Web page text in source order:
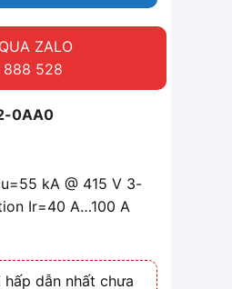
ZALO
888 528
0AA0
kA @ 415 V 3-
Ir=40 A…100 A
dẫn nhất chưa